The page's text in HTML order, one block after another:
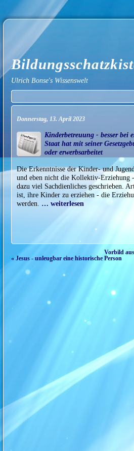
Ulrich Bonse's Wissenswelt
Donnerstag, 13. April 2023
Kinderbetreuung - besser bei
Staat hat mit seiner
oder erwerbsarbeitet
Die Erkenntnisse der Kinder- und
und eben nicht die Kollektiv-Erziehung
dazu viel Sachdienliches geschrieben.
ist, ihre Kinder zu erziehen - die
werden. … weiterlesen
Vorbild
« Jesus - unleugbar eine historische Person